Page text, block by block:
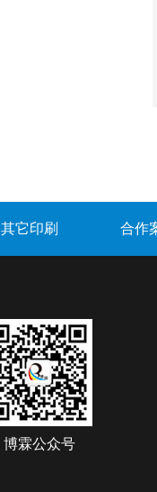
其它印刷 合作
博霖公众号